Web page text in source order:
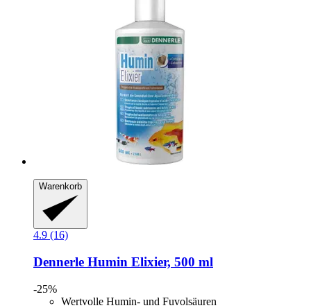
Warenkorb
4.9 (16)
Dennerle Humin Elixier, 500 ml
-25%
Wertvolle Humin- und Fuvolsäuren